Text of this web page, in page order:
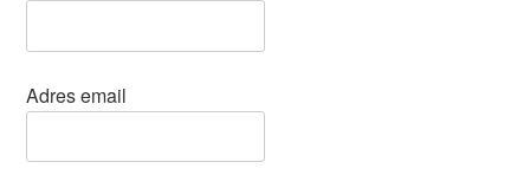
Adres email